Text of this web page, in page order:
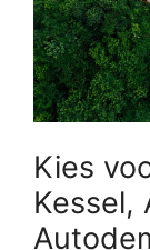
Kies
Kessel,